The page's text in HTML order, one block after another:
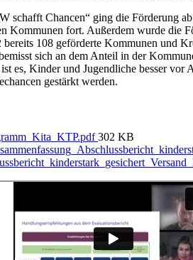
schafft Chancen“ ging die Förderung
Kommunen fort. Außerdem wurde die
bereits 108 geförderte Kommunen und
sich an dem Anteil in der
es, Kinder und Jugendliche besser
gestärkt werden.
302 KB